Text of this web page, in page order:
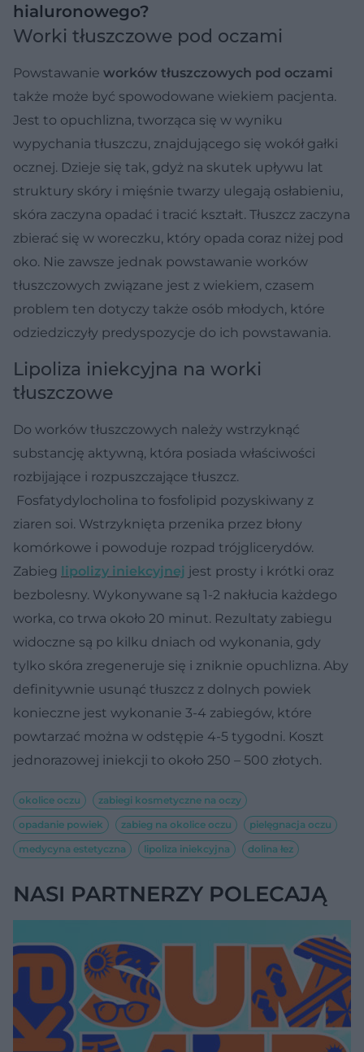
hialuronowego?
Worki tłuszczowe pod oczami
Powstawanie worków tłuszczowych pod oczami
także może być spowodowane wiekiem pacjenta.
Jest to opuchlizna, tworząca się w wyniku
wypychania tłuszczu, znajdującego się wokół gałki
ocznej. Dzieje się tak, gdyż na skutek upływu lat
struktury skóry i mięśnie twarzy ulegają osłabieniu,
skóra zaczyna opadać i tracić kształt. Tłuszcz zaczyna
zbierać się w woreczku, który opada coraz niżej pod
oko. Nie zawsze jednak powstawanie worków
tłuszczowych związane jest z wiekiem, czasem
problem ten dotyczy także osób młodych, które
odziedziczyły predyspozycje do ich powstawania.
Lipoliza iniekcyjna na worki
tłuszczowe
Do worków tłuszczowych należy wstrzyknąć
substancję aktywną, która posiada właściwości
rozbijające i rozpuszczające tłuszcz.
Fosfatydylocholina to fosfolipid pozyskiwany z
ziaren soi. Wstrzyknięta przenika przez błony
komórkowe i powoduje rozpad trójglicerydów.
Zabieg lipolizy iniekcyjnej jest prosty i krótki oraz
bezbolesny. Wykonywane są 1-2 nakłucia każdego
worka, co trwa około 20 minut. Rezultaty zabiegu
widoczne są po kilku dniach od wykonania, gdy
tylko skóra zregeneruje się i zniknie opuchlizna. Aby
definitywnie usunąć tłuszcz z dolnych powiek
konieczne jest wykonanie 3-4 zabiegów, które
powtarzać można w odstępie 4-5 tygodni. Koszt
jednorazowej iniekcji to około 250 – 500 złotych.
okolice oczu
zabiegi kosmetyczne na oczy
opadanie powiek
zabieg na okolice oczu
pielęgnacja oczu
medycyna estetyczna
lipoliza iniekcyjna dolina łez
NASI PARTNERZY POLECAJĄ